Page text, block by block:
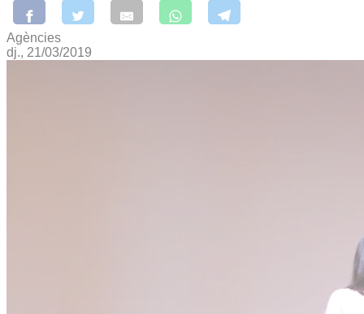
Agències
dj., 21/03/2019